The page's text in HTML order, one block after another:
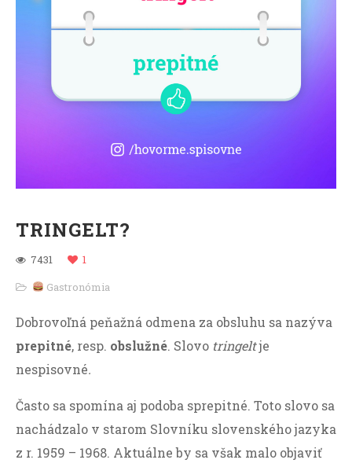
TRINGELT?
7431
1
Gastronómia
Dobrovoľná peňažná odmena za obsluhu sa nazýva
prepitné, resp. obslužné. Slovo tringeltje
nespisovné.
Často sa spomína aj podoba sprepitné. Toto slovo sa
nachádzalo v starom Slovníku slovenského jazyka
z r. 1959 – 1968. Aktuálne by sa však malo objaviť